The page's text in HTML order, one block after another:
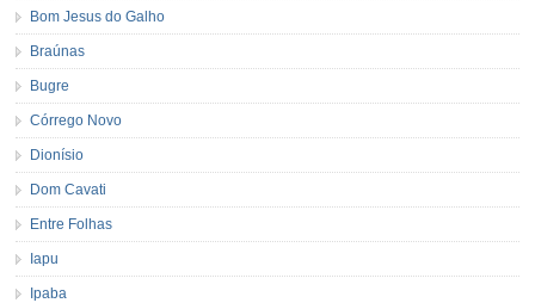
Bom Jesus do Galho
Braúnas
Bugre
Córrego Novo
Dionísio
Dom Cavati
Entre Folhas
Iapu
Ipaba